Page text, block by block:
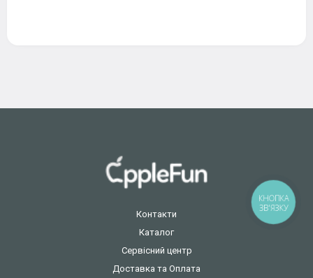
Контакти
Каталог
Сервісний центр
Доставка та Оплата
КНОПКА
ЗВ'ЯЗКУ